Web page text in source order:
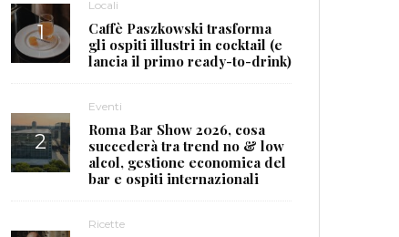
Locali
Caffè Paszkowski trasforma
gli ospiti illustri in cocktail (e
lancia il primo ready-to-drink)
Eventi
Roma Bar Show 2026, cosa
succederà tra trend no & low
alcol, gestione economica del
bar e ospiti internazionali
Ricette